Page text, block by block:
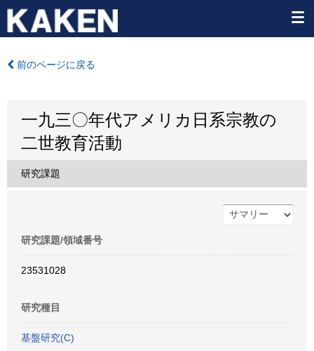
前のページに戻る
一九三〇年代アメリカ日系宗教の
二世教育活動
研究課題
研究課題/領域番号
23531028
研究種目
基盤研究(C)